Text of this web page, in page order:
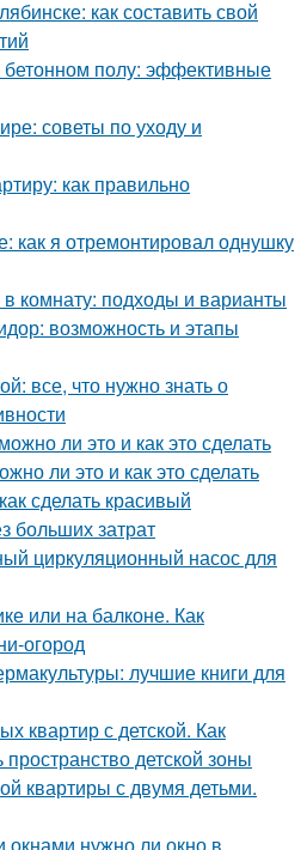
как составить свой
бетонном полу: эффективные
советы по уходу и
как правильно
как я отремонтировал однушку
комнату: подходы и варианты
возможность и этапы
все, что нужно знать о
ли это и как это сделать
ли это и как это сделать
сделать красивый
больших затрат
циркуляционный насос для
или на балконе. Как
огород
лучшие книги для
квартир с детской. Как
детской зоны
квартиры с двумя детьми.
нужно ли окно в